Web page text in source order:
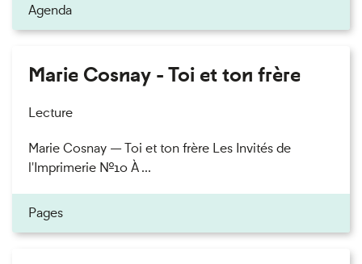
Agenda
Marie Cosnay - Toi et ton frère
Lecture
Marie Cosnay — Toi et ton frère Les Invités de
l'Imprimerie n°10 À ...
Pages